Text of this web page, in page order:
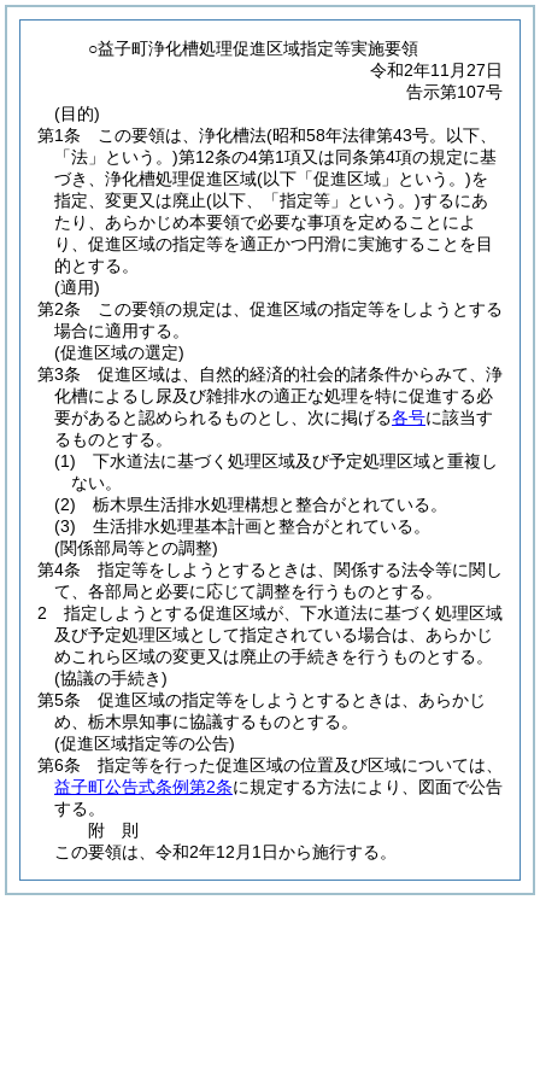
○益子町浄化槽処理促進区域指定等実施要領
令和2年11月27日
告示第107号
(目的)
第1条
この要領は、浄化槽法(昭和58年法律第43号。以下、
「法」という。)第12条の4第1項又は同条第4項の規定に基
づき、浄化槽処理促進区域(以下「促進区域」という。)を
指定、変更又は廃止(以下、「指定等」という。)するにあ
たり、あらかじめ本要領で必要な事項を定めることによ
り、促進区域の指定等を適正かつ円滑に実施することを目
的とする。
(適用)
第2条
この要領の規定は、促進区域の指定等をしようとする
場合に適用する。
(促進区域の選定)
第3条
促進区域は、自然的経済的社会的諸条件からみて、浄
化槽によるし尿及び雑排水の適正な処理を特に促進する必
要があると認められるものとし、次に掲げる各号に該当す
るものとする。
(1)
下水道法に基づく処理区域及び予定処理区域と重複し
ない。
(2)
栃木県生活排水処理構想と整合がとれている。
(3)
生活排水処理基本計画と整合がとれている。
(関係部局等との調整)
第4条
指定等をしようとするときは、関係する法令等に関し
て、各部局と必要に応じて調整を行うものとする。
2
指定しようとする促進区域が、下水道法に基づく処理区域
及び予定処理区域として指定されている場合は、あらかじ
めこれら区域の変更又は廃止の手続きを行うものとする。
(協議の手続き)
第5条
促進区域の指定等をしようとするときは、あらかじ
め、栃木県知事に協議するものとする。
(促進区域指定等の公告)
第6条
指定等を行った促進区域の位置及び区域については、
益子町公告式条例第2条に規定する方法により、図面で公告
する。
附 則
この要領は、令和2年12月1日から施行する。